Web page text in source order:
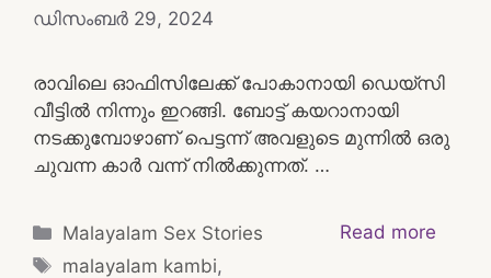
ഡിസംബർ 29, 2024
രാവിലെ ഓഫിസിലേക്ക് പോകാനായി ഡെയ്‌സി
വീട്ടിൽ നിന്നും ഇറങ്ങി. ബോട്ട് കയറാനായി
നടക്കുമ്പോഴാണ് പെട്ടന്ന് അവളുടെ മുന്നിൽ ഒരു
ചുവന്ന കാർ വന്ന് നിൽക്കുന്നത്. …
Read more
Categories
Malayalam Sex Stories
Tags
malayalam kambi,